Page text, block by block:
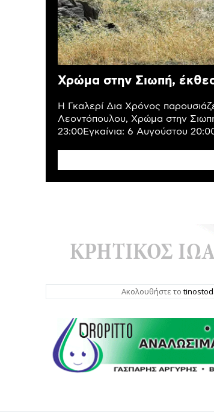
Χρώμα στην Σιωπή,
Η Γκαλερί Δια Χρόνος
Λεοντόπουλου, Χρώμα στην
23:00Εγκαίνια: 6 Αυγούστου
Ακολουθήστε το